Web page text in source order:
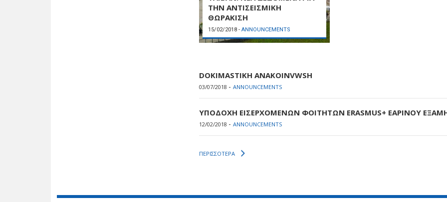
ΤΗΝ ΑΝΤΙΣΕΙΣΜΙΚΗ
ΘΩΡΑΚΙΣΗ
15/02/2018 - ANNOUNCEMENTS
DOKIMASTIKH ANAKOINVWSH
03/07/2018 - ANNOUNCEMENTS
ΥΠΟΔΟΧΗ ΕΙΣΕΡΧΟΜΕΝΩΝ ΦΟΙΤΗΤΩΝ ERASMUS+ ΕΑΡΙΝΟΥ
12/02/2018 - ANNOUNCEMENTS
ΠΕΡΙΣΣΟΤΕΡΑ